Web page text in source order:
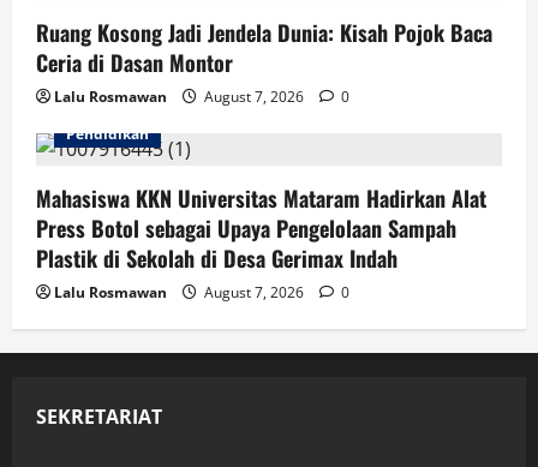
Ruang Kosong Jadi Jendela Dunia: Kisah Pojok Baca
Ceria di Dasan Montor
Lalu Rosmawan August 7, 2026
0
Pendidikan
Mahasiswa KKN Universitas Mataram Hadirkan Alat
Press Botol sebagai Upaya Pengelolaan Sampah
Plastik di Sekolah di Desa Gerimax Indah
Lalu Rosmawan August 7, 2026 0
SEKRETARIAT